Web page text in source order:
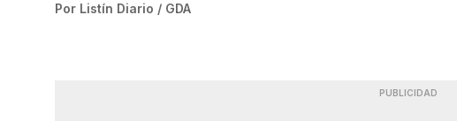
Por Listín Diario / GDA
PUBLICIDAD